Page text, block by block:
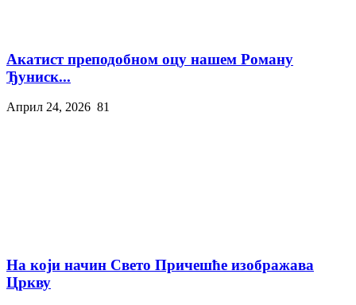
Акатист преподобном оцу нашем Роману
Ђуниск...
Април 24, 2026 81
На који начин Свето Причешће изображава
Цркву